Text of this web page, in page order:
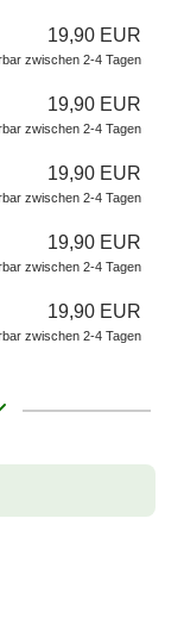
19,90 EUR
zwischen 2-4 Tagen
19,90 EUR
zwischen 2-4 Tagen
19,90 EUR
zwischen 2-4 Tagen
19,90 EUR
zwischen 2-4 Tagen
19,90 EUR
zwischen 2-4 Tagen